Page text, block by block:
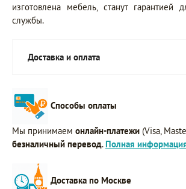
изготовлена мебель, станут гарантией
службы.
Доставка и оплата
Способы оплаты
Мы принимаем онлайн-платежи (Visa,
безналичный перевод. Полная
Доставка по Москве